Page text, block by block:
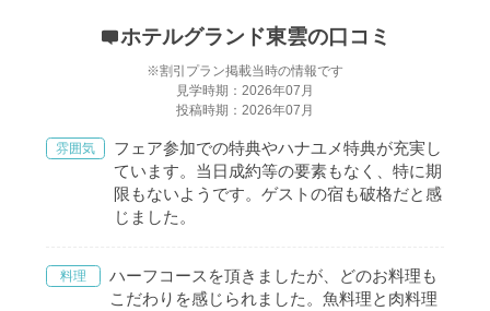
ホテルグランド東雲の口コミ
※割引プラン掲載当時の情報です
見学時期：2026年07月
投稿時期：2026年07月
雰囲気
フェア参加での特典やハナユメ特典が充実し
ています。当日成約等の要素もなく、特に期
限もないようです。ゲストの宿も破格だと感
じました。
料理
ハーフコースを頂きましたが、どのお料理も
こだわりを感じられました。魚料理と肉料理